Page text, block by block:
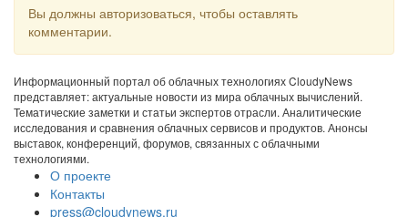
Вы должны авторизоваться, чтобы оставлять
комментарии.
Информационный портал об облачных технологиях CloudyNews
представляет: актуальные новости из мира облачных вычислений.
Тематические заметки и статьи экспертов отрасли. Аналитические
исследования и сравнения облачных сервисов и продуктов. Анонсы
выставок, конференций, форумов, связанных с облачными
технологиями.
О проекте
Контакты
press@cloudynews.ru